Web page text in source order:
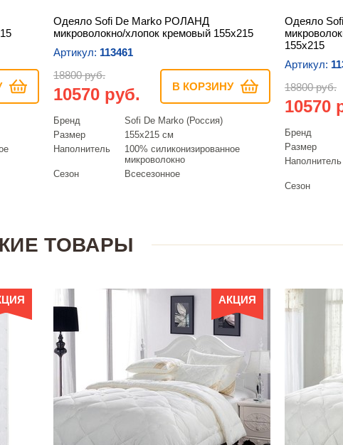
Одеяло Sofi De Marko РОЛАНД
микроволокно/хлопок кремовый 155х215
Артикул: 113461
18800 руб.
10570 руб. В КОРЗИНУ
Бренд
Sofi De Marko (Россия)
Размер
155х215 см
Наполнитель
100% силиконизированное
микроволокно
Сезон
Всесезонное
Одеяло
155х215
Артикул:
18800 руб.
10570
Бренд
Размер
Наполнитель
Сезон
ТОВАРЫ
АКЦИЯ